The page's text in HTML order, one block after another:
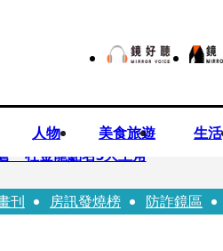
人物 美食旅遊 生活
杜金龍點名3大主角
主四大照護誤區
刊 房訊發燒榜 防詐鏡區